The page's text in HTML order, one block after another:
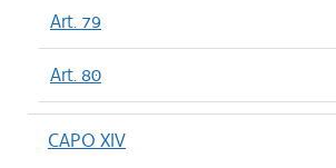
Art. 79
Art. 80
CAPO XIV